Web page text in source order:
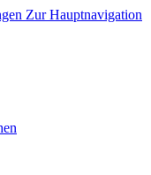
Zur Hauptnavigation